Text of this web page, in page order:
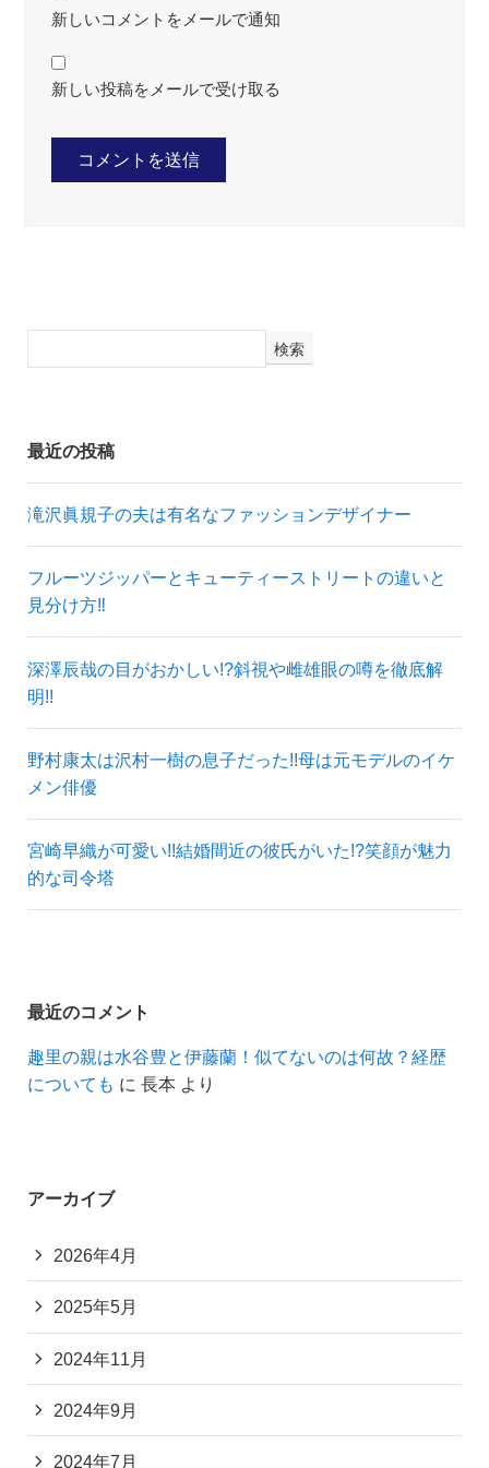
新しいコメントをメールで通知
新しい投稿をメールで受け取る
検索
最近の投稿
滝沢眞規子の夫は有名なファッションデザイナー
フルーツジッパーとキューティーストリートの違いと
見分け方‼
深澤辰哉の目がおかしい!?斜視や雌雄眼の噂を徹底解
明!!
野村康太は沢村一樹の息子だった!!母は元モデルのイケ
メン俳優
宮崎早織が可愛い!!結婚間近の彼氏がいた!?笑顔が魅力
的な司令塔
最近のコメント
趣里の親は水谷豊と伊藤蘭！似てないのは何故？経歴
についても に 長本 より
アーカイブ
2026年4月
2025年5月
2024年11月
2024年9月
2024年7月